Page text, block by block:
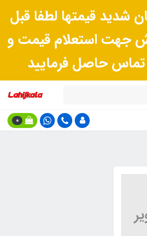
شدید قیمتها لطفا قبل
جهت استعلام قیمت و
حاصل فرمایید
0